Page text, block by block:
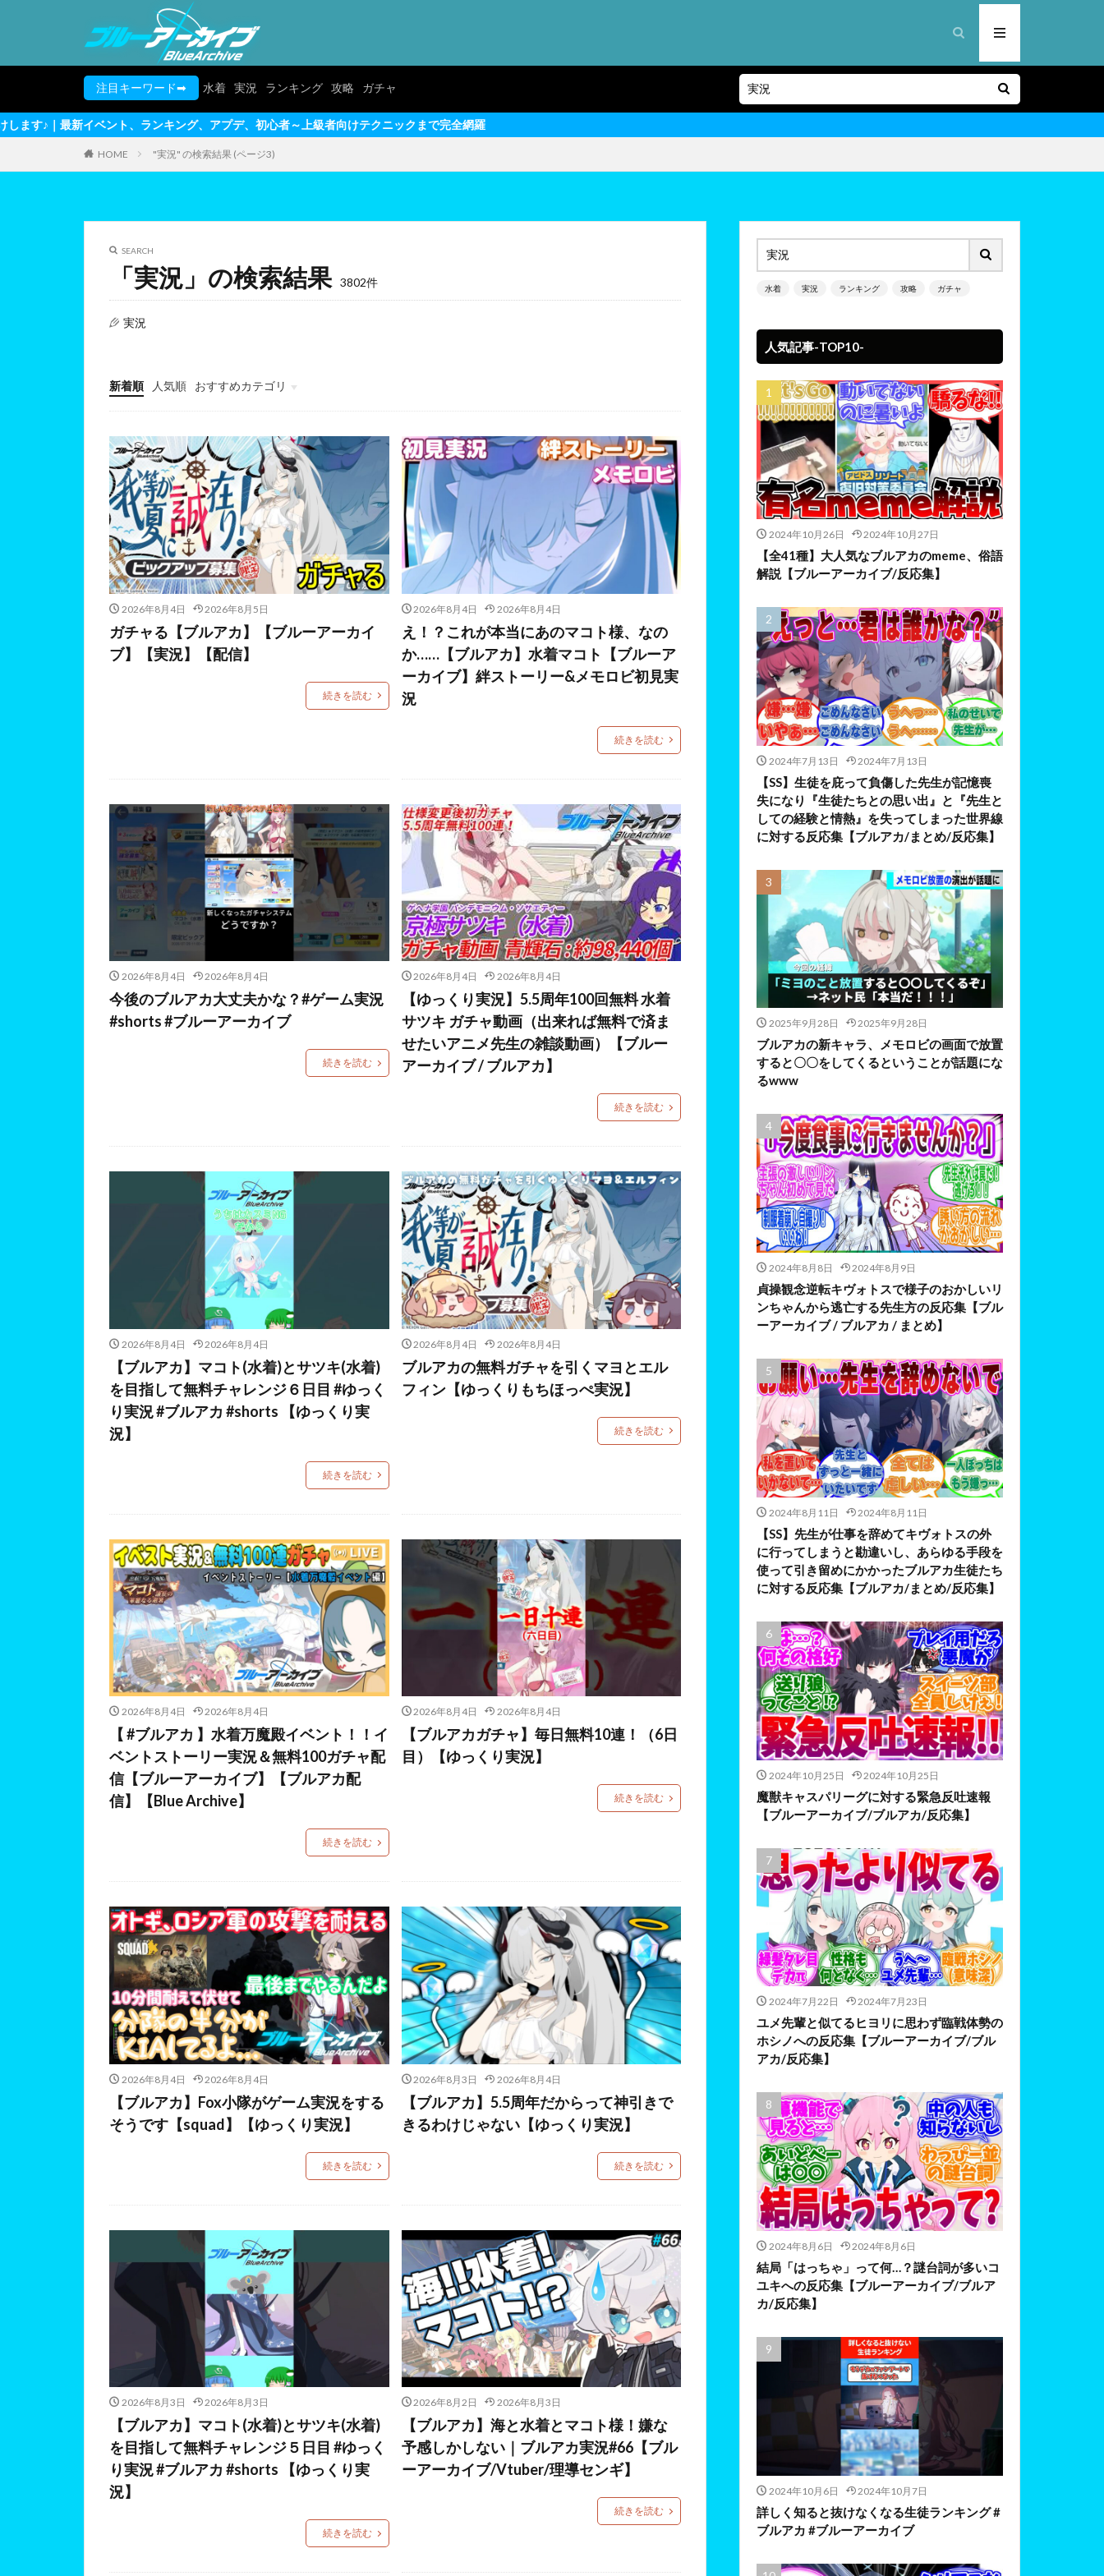
注目キーワード➡ 水着 実況 ランキング 攻略 ガチャ
キング、アプデ、初心者～上級者向けテクニックまで完全網羅
HOME "実況" の検索結果 (ページ3)
SEARCH
「実況」の検索結果 3802件
実況
新着順 人気順
おすすめカテゴリ
最新情報・攻略テクニックまとめ
ガチ勢のライブ実況
2026年8月4日 2026年8月5日
ガチャる【ブルアカ】【ブルーアーカイ
ブ】【実況】【配信】
続きを読む
2026年8月4日 2026年8月4日
え！？これが本当にあのマコト様、なの
か……【ブルアカ】水着マコト【ブルーア
ーカイブ】絆ストーリー&メモロビ初見実
況
続きを読む
2026年8月4日 2026年8月4日
今後のブルアカ大丈夫かな？#ゲーム実況
#shorts #ブルーアーカイブ
続きを読む
2026年8月4日 2026年8月4日
【ゆっくり実況】5.5周年100回無料 水着
サツキ ガチャ動画（出来れば無料で済ま
せたいアニメ先生の雑談動画）【ブルー
アーカイブ / ブルアカ】
続きを読む
2026年8月4日 2026年8月4日
【ブルアカ】マコト(水着)とサツキ(水着)
を目指して無料チャレンジ６日目 #ゆっく
り実況 #ブルアカ #shorts 【ゆっくり実
況】
続きを読む
2026年8月4日 2026年8月4日
ブルアカの無料ガチャを引くマヨとエル
フィン【ゆっくりもちほっぺ実況】
続きを読む
2026年8月4日 2026年8月4日
【 #ブルアカ 】水着万魔殿イベント！！イ
ベントストーリー実況＆無料100ガチャ配
信【ブルーアーカイブ】【ブルアカ配
信】【Blue Archive】
続きを読む
2026年8月4日 2026年8月4日
【ブルアカガチャ】毎日無料10連！（6日
目）【ゆっくり実況】
続きを読む
2026年8月4日 2026年8月4日
【ブルアカ】Fox小隊がゲーム実況をする
そうです【squad】【ゆっくり実況】
続きを読む
2026年8月3日 2026年8月4日
【ブルアカ】5.5周年だからって神引きで
きるわけじゃない【ゆっくり実況】
続きを読む
2026年8月3日 2026年8月3日
【ブルアカ】マコト(水着)とサツキ(水着)
を目指して無料チャレンジ５日目 #ゆっく
り実況 #ブルアカ #shorts 【ゆっくり実
況】
続きを読む
2026年8月2日 2026年8月3日
【ブルアカ】海と水着とマコト様！嫌な
予感しかしない｜ブルアカ実況#66【ブル
ーアーカイブ/Vtuber/理導センギ】
続きを読む
水着 実況 ランキング 攻略 ガチャ
人気記事-TOP10-
2024年10月26日 2024年10月27日
【全41種】大人気なブルアカのmeme、俗語
解説【ブルーアーカイブ/反応集】
2024年7月13日 2024年7月13日
【SS】生徒を庇って負傷した先生が記憶喪
失になり『生徒たちとの思い出』と『先生と
しての経験と情熱』を失ってしまった世界線
に対する反応集【ブルアカ/まとめ/反応集】
2025年9月28日 2025年9月28日
ブルアカの新キャラ、メモロビの画面で放置
すると〇〇をしてくるということが話題にな
るwww
2024年8月8日 2024年8月9日
貞操観念逆転キヴォトスで様子のおかしいリ
ンちゃんから逃亡する先生方の反応集【ブル
ーアーカイブ / ブルアカ / まとめ】
2024年8月11日 2024年8月11日
【SS】先生が仕事を辞めてキヴォトスの外
に行ってしまうと勘違いし、あらゆる手段を
使って引き留めにかかったブルアカ生徒たち
に対する反応集【ブルアカ/まとめ/反応集】
2024年10月25日 2024年10月25日
魔獣キャスパリーグに対する緊急反吐速報
【ブルーアーカイブ/ブルアカ/反応集】
2024年7月22日 2024年7月23日
ユメ先輩と似てるヒヨリに思わず臨戦体勢の
ホシノへの反応集【ブルーアーカイブ/ブル
アカ/反応集】
2024年8月6日 2024年8月6日
結局「はっちゃ」って何…？謎台詞が多いコ
ユキへの反応集【ブルーアーカイブ/ブルア
カ/反応集】
2024年10月6日 2024年10月7日
詳しく知ると抜けなくなる生徒ランキング #
ブルアカ #ブルーアーカイブ